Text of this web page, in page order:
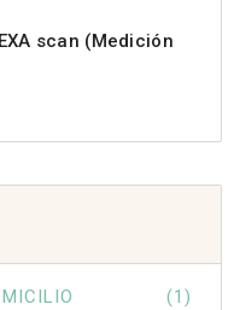
scan (Medición
(1)